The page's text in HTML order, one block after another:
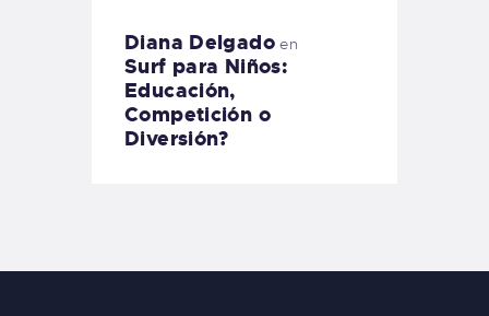
Diana Delgadoen
Surf para Niños:
Educación,
Competición o
Diversión?